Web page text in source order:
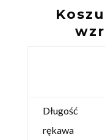
Długość
rękawa